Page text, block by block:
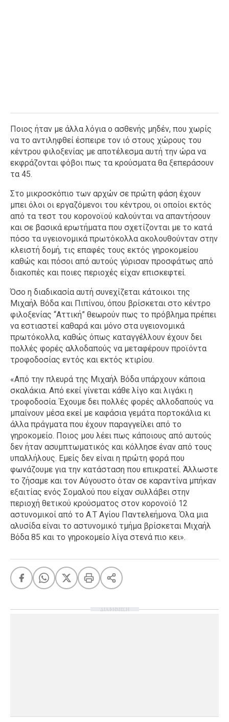
Ποιος ήταν με άλλα λόγια ο ασθενής μηδέν, που χωρίς
να το αντιληφθεί έσπειρε τον ιό στους χώρους του
κέντρου φιλοξενίας με αποτέλεσμα αυτή την ώρα να
εκφράζονται φόβοι πως τα κρούσματα θα ξεπεράσουν
τα 45.
Στο μικροσκόπιο των αρχών σε πρώτη φάση έχουν
μπει όλοι οι εργαζόμενοι του κέντρου, οι οποίοι εκτός
από τα τεστ του κορονοϊού καλούνται να απαντήσουν
και σε βασικά ερωτήματα που σχετίζονται με το κατά
πόσο τα υγειονομικά πρωτόκολλα ακολουθούνταν στην
κλειστή δομή, τις επαφές τους εκτός γηροκομείου
καθώς και πόσοι από αυτούς γύρισαν προσφάτως από
διακοπές και ποιες περιοχές είχαν επισκεφτεί.
Όσο η διαδικασία αυτή συνεχίζεται κάτοικοι της
Μιχαήλ Βόδα και Πιπίνου, όπου βρίσκεται στο κέντρο
φιλοξενίας “Αττική” θεωρούν πως το πρόβλημα πρέπει
να εστιαστεί καθαρά και μόνο στα υγειονομικά
πρωτόκολλα, καθώς όπως καταγγέλλουν έχουν δει
πολλές φορές αλλοδαπούς να μεταφέρουν προϊόντα
τροφοδοσίας εντός και εκτός κτιρίου.
«Από την πλευρά της Μιχαήλ Βόδα υπάρχουν κάποια
σκαλάκια. Από εκεί γίνεται κάθε λίγο και λιγάκι η
τροφοδοσία. Έχουμε δει πολλές φορές αλλοδαπούς να
μπαίνουν μέσα εκεί με καφάσια γεμάτα πορτοκάλια κι
άλλα πράγματα που έχουν παραγγείλει από το
γηροκομείο. Ποιος μου λέει πως κάποιους από αυτούς
δεν ήταν ασυμπτωματικός και κόλλησε έναν από τους
υπαλλήλους. Εμείς δεν είναι η πρώτη φορά που
φωνάζουμε για την κατάσταση που επικρατεί. Άλλωστε
το ζήσαμε και τον Αύγουστο όταν σε καραντίνα μπήκαν
εξαιτίας ενός Σομαλού που είχαν συλλάβει στην
περιοχή θετικού κρούσματος στον κορονοϊό 12
αστυνομικοί από το Α.Τ Αγίου Παντελεήμονα. Όλα μια
αλυσίδα είναι το αστυνομικό τμήμα βρίσκεται Μιχαήλ
Βόδα 85 και το γηροκομείο λίγα στενά πιο κει».
ΔΙΑΦΗΜΙΣΗ